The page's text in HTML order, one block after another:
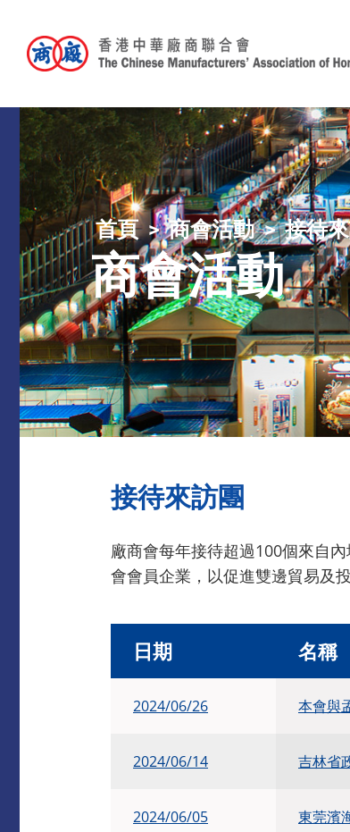
首頁 商會活動 接待
商會活動
接待來訪團
廠商會每年接待超過100個來自
會會員企業，以促進雙邊貿易及投
日期 名稱
2024/06/26 本會與
2024/06/14 吉林省
2024/06/05 東莞濱